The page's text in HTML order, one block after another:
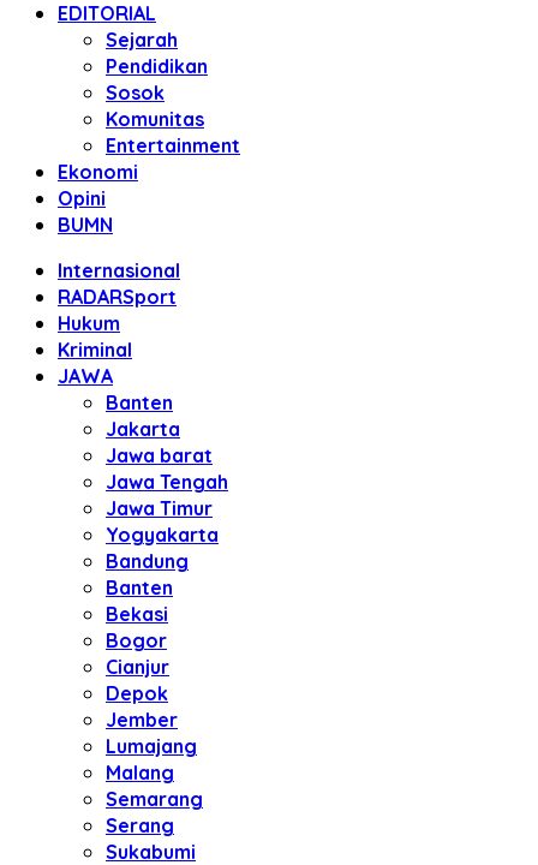
EDITORIAL
Sejarah
Pendidikan
Sosok
Komunitas
Entertainment
Ekonomi
Opini
BUMN
Internasional
RADARSport
Hukum
Kriminal
JAWA
Banten
Jakarta
Jawa barat
Jawa Tengah
Jawa Timur
Yogyakarta
Bandung
Banten
Bekasi
Bogor
Cianjur
Depok
Jember
Lumajang
Malang
Semarang
Serang
Sukabumi